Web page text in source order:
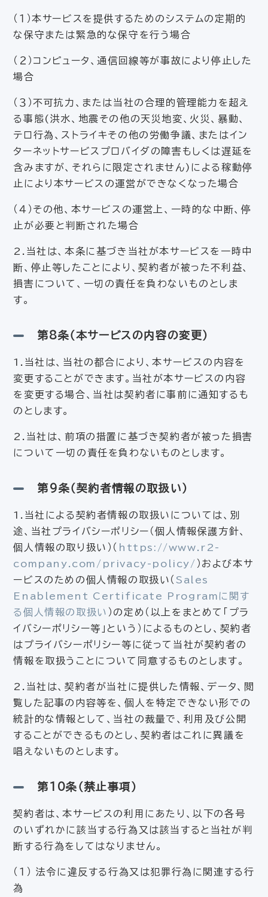
（１）本サービスを提供するためのシステムの定期的
な保守または緊急的な保守を行う場合
（２）コンピュータ、通信回線等が事故により停止した
場合
（３）不可抗力、または当社の合理的管理能力を超え
る事態(洪水、地震その他の天災地変、火災、暴動、
テロ行為、ストライキその他の労働争議、またはイン
ターネットサービスプロバイダの障害もしくは遅延を
含みますが、それらに限定されません)による稼動停
止により本サービスの運営ができなくなった場合
（４）その他、本サービスの運営上、一時的な中断、停
止が必要と判断された場合
2.当社は、本条に基づき当社が本サービスを一時中
断、停止等したことにより、契約者が被った不利益、
損害について、一切の責任を負わないものとしま
す。
第8条（本サービスの内容の変更）
1.当社は、当社の都合により、本サービスの内容を
変更することができます。当社が本サービスの内容
を変更する場合、当社は契約者に事前に通知するも
のとします。
2.当社は、前項の措置に基づき契約者が被った損害
について一切の責任を負わないものとします。
第9条（契約者情報の取扱い）
1.当社による契約者情報の取扱いについては、別
途、当社プライバシーポリシー（個人情報保護方針、
個人情報の取り扱い）（ https://www.r2-
company.com/privacy-policy/ ）および本サ
ービスのための個人情報の取扱い（Sales
Enablement Certificate Programに関す
る個人情報の取扱い ）の定め（以上をまとめて「プラ
イバシーポリシー等」という）によるものとし、契約者
はプライバシーポリシー等に従って当社が契約者の
情報を取扱うことについて同意するものとします。
2.当社は、契約者が当社に提供した情報、データ、閲
覧した記事の内容等を、個人を特定できない形での
統計的な情報として、当社の裁量で、利用及び公開
することができるものとし、契約者はこれに異議を
唱えないものとします。
第10条（禁止事項）
契約者は、本サービスの利用にあたり、以下の各号
のいずれかに該当する行為又は該当すると当社が判
断する行為をしてはなりません。
（１） 法令に違反する行為又は犯罪行為に関連する行
為